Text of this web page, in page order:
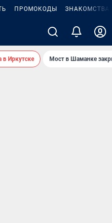
ПРОМОКОДЫ ЗНАКОМСТВА
в Иркутске Мост в Шаманке